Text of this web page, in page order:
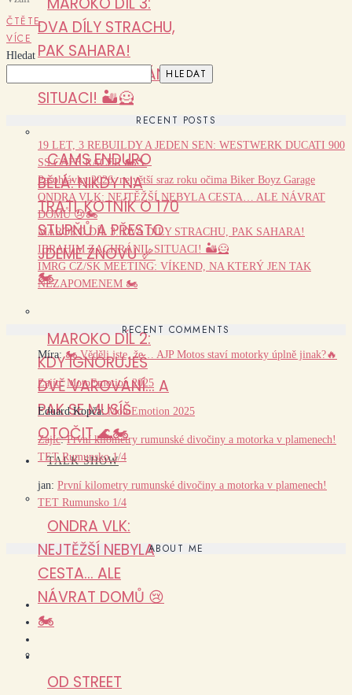
DVA DÍLY STRACHU,
PAK SAHARA!
IBRAHIM ZACHRÁNIL
SITUACI! 🏜️🦸
CAMS ENDURO
BĚLÁ: NIKDY NA
TRATI, KOTNÍK O 170
STUPŇŮ A PŘESTO
JDEME ZNOVU 🦴
🏍️
MAROKO DÍL 2:
KDY IGNORUJEŠ
DVĚ VAROVÁNÍ… A
PAK SE MUSÍŠ
OTOČIT 🌊🏍️
TALK SHOW
ONDRA VLK:
NEJTĚŽŠÍ NEBYLA
CESTA… ALE
NÁVRAT DOMŮ 😢
🏍️
OD STREET
ČTĚTE
VÍCE
Hledat
HLEDAT
RECENT POSTS
19 LET, 3 REBUILDY A JEDEN SEN: WESTWERK DUCATI 900
SS CAFÉ RACER 🏍️🔧
Pasohlávky 2026: největší sraz roku očima Biker Boyz Garage
ONDRA VLK: NEJTĚŽŠÍ NEBYLA CESTA… ALE NÁVRAT
DOMŮ 😢🏍️
MAROKO DÍL 3: DVA DÍLY STRACHU, PAK SAHARA!
IBRAHIM ZACHRÁNIL SITUACI! 🏜️🦸
IMRG CZ/SK MEETING: VÍKEND, NA KTERÝ JEN TAK
NEZAPOMENEM 🏍️
RECENT COMMENTS
Míra:🏍️ Věděli jste, že… AJP Motos staví motorky úplně jinak?🔥
Zajíc:MotoEmotion 2025
Eduard Kopča:MotoEmotion 2025
Zajíc:První kilometry rumunské divočiny a motorka v plamenech!
TET Rumunsko 1/4
jan: První kilometry rumunské divočiny a motorka v plamenech!
TET Rumunsko 1/4
ABOUT ME